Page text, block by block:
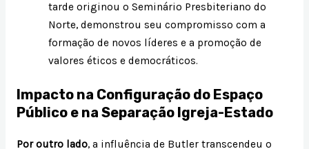
tarde originou o Seminário Presbiteriano do
Norte, demonstrou seu compromisso com a
formação de novos líderes e a promoção de
valores éticos e democráticos.
Impacto na Configuração do Espaço
Público e na Separação Igreja-Estado
Por outro lado, a influência de Butler transcendeu o